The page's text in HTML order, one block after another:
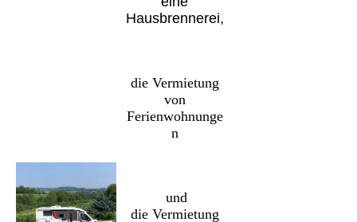
Hausbrennerei,
die Vermietung
von
Ferienwohnunge
n
und
die Vermietung